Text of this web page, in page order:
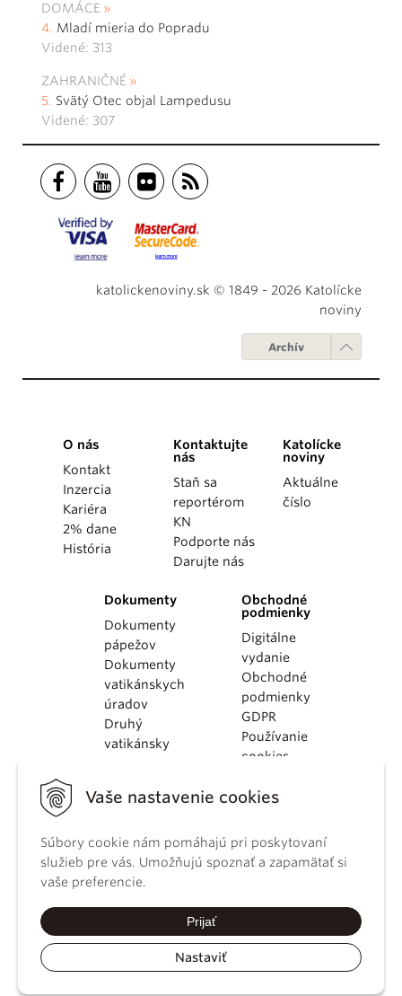
Vaše nastavenie cookies
Súbory cookie nám pomáhajú pri poskytovaní
služieb pre vás. Umožňujú spoznať a zapamätať si
vaše preferencie.
Prijať
Nastaviť
DOMÁCE
Mladí mieria do Popradu
Videné: 313
ZAHRANIČNÉ
Svätý Otec objal Lampedusu
Videné: 307
katolickenoviny.sk © 1849 - 2026 Katolícke
noviny
Archív
O nás
Kontakt
Inzercia
Kariéra
2% dane
História
Kontaktujte
nás
Staň sa
reportérom
KN
Podporte nás
Darujte nás
Katolícke
noviny
Aktuálne
číslo
Dokumenty
Dokumenty
pápežov
Dokumenty
vatikánskych
úradov
Druhý
vatikánsky
KBS
kánonického
práva
Katechizmus
Obchodné
podmienky
Digitálne
vydanie
Obchodné
podmienky
GDPR
Používanie
cookies